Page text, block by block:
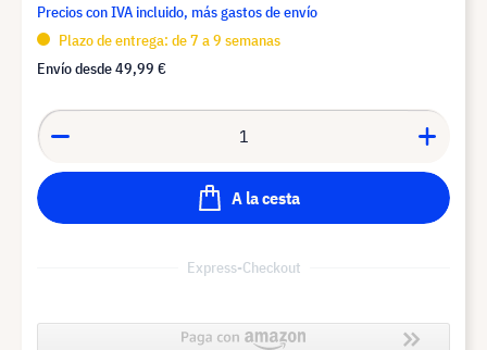
Precios con IVA incluido, más gastos de envío
Plazo de entrega: de 7 a 9 semanas
Envío desde49,99 €
A la cesta
Express-Checkout